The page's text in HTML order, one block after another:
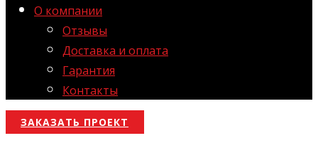
О компании
Отзывы
Доставка и оплата
Гарантия
Контакты
ЗАКАЗАТЬ ПРОЕКТ